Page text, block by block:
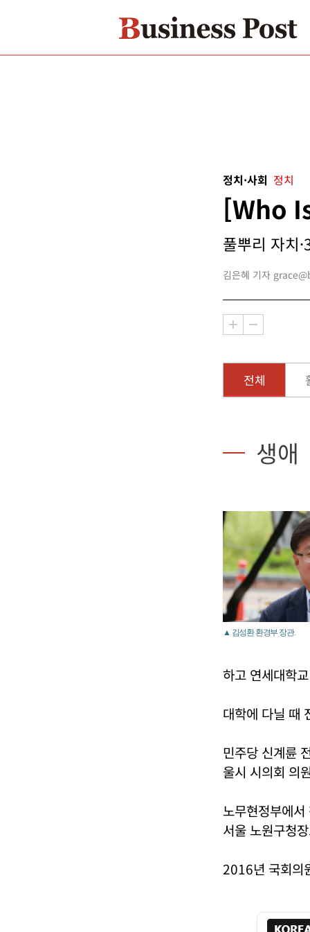
정치·사회 정치
[Who
풀뿌리 자치
김은혜 기자
전체
생애
▲ 김성환 환경부 장관.
하고 연세대학
대학에 다닐 때
민주당 신계륜
울시 시의회 의
노무현정부에
서울 노원구청
2016년 국회의